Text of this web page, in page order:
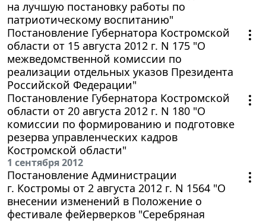
на лучшую постановку работы по
патриотическому воспитанию"
Постановление Губернатора Костромской
области от 15 августа 2012 г. N 175 "О
межведомственной комиссии по
реализации отдельных указов Президента
Российской Федерации"
Постановление Губернатора Костромской
области от 20 августа 2012 г. N 180 "О
комиссии по формированию и подготовке
резерва управленческих кадров
Костромской области"
1 сентября 2012
Постановление Администрации
г. Костромы от 2 августа 2012 г. N 1564 "О
внесении изменений в Положение о
фестивале фейерверков "Серебряная